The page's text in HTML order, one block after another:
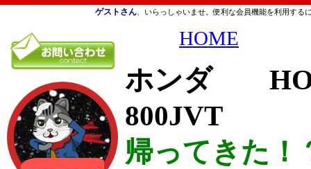
ゲストさん 、いらっしゃいませ。便利な会員機能を利用する
HOME
ホンダ
800JVT
帰ってきた